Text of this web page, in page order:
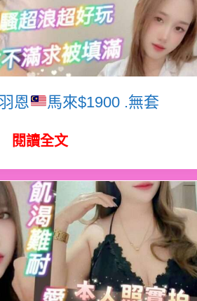
恩
馬來$1900 .無套
閱讀全文